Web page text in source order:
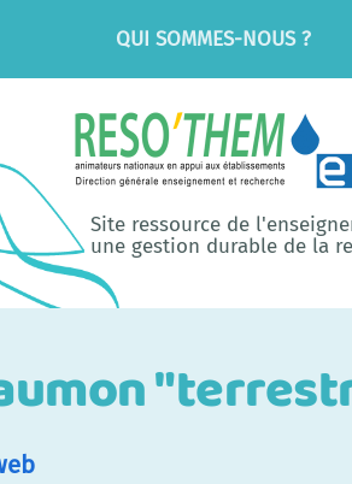
QUI SOMMES-NOUS ?
Site ressource de
une gestion durable de la